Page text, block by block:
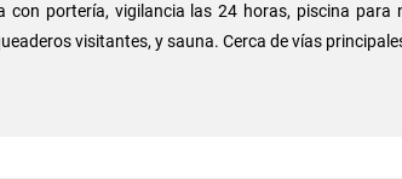
con portería, vigilancia las 24 horas, piscina para
visitantes, y sauna. Cerca de vías